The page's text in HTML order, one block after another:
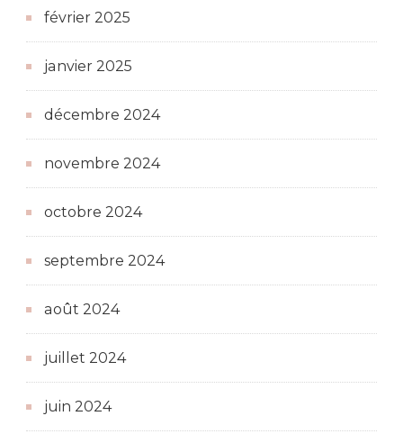
février 2025
janvier 2025
décembre 2024
novembre 2024
octobre 2024
septembre 2024
août 2024
juillet 2024
juin 2024